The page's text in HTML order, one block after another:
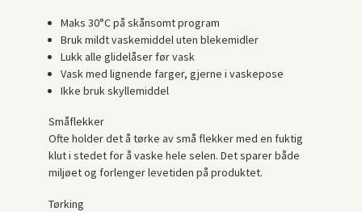
Maks 30°C på skånsomt program
Bruk mildt vaskemiddel uten blekemidler
Lukk alle glidelåser før vask
Vask med lignende farger, gjerne i vaskepose
Ikke bruk skyllemiddel
Småflekker
Ofte holder det å tørke av små flekker med en fuktig
klut i stedet for å vaske hele selen. Det sparer både
miljøet og forlenger levetiden på produktet.
Tørking